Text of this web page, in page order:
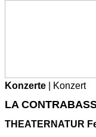
Konzerte | Konzert
LA
THEATERNATUR